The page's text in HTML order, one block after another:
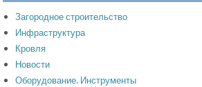
Загородное строительство
Инфраструктура
Кровля
Новости
Оборудование. Инструменты